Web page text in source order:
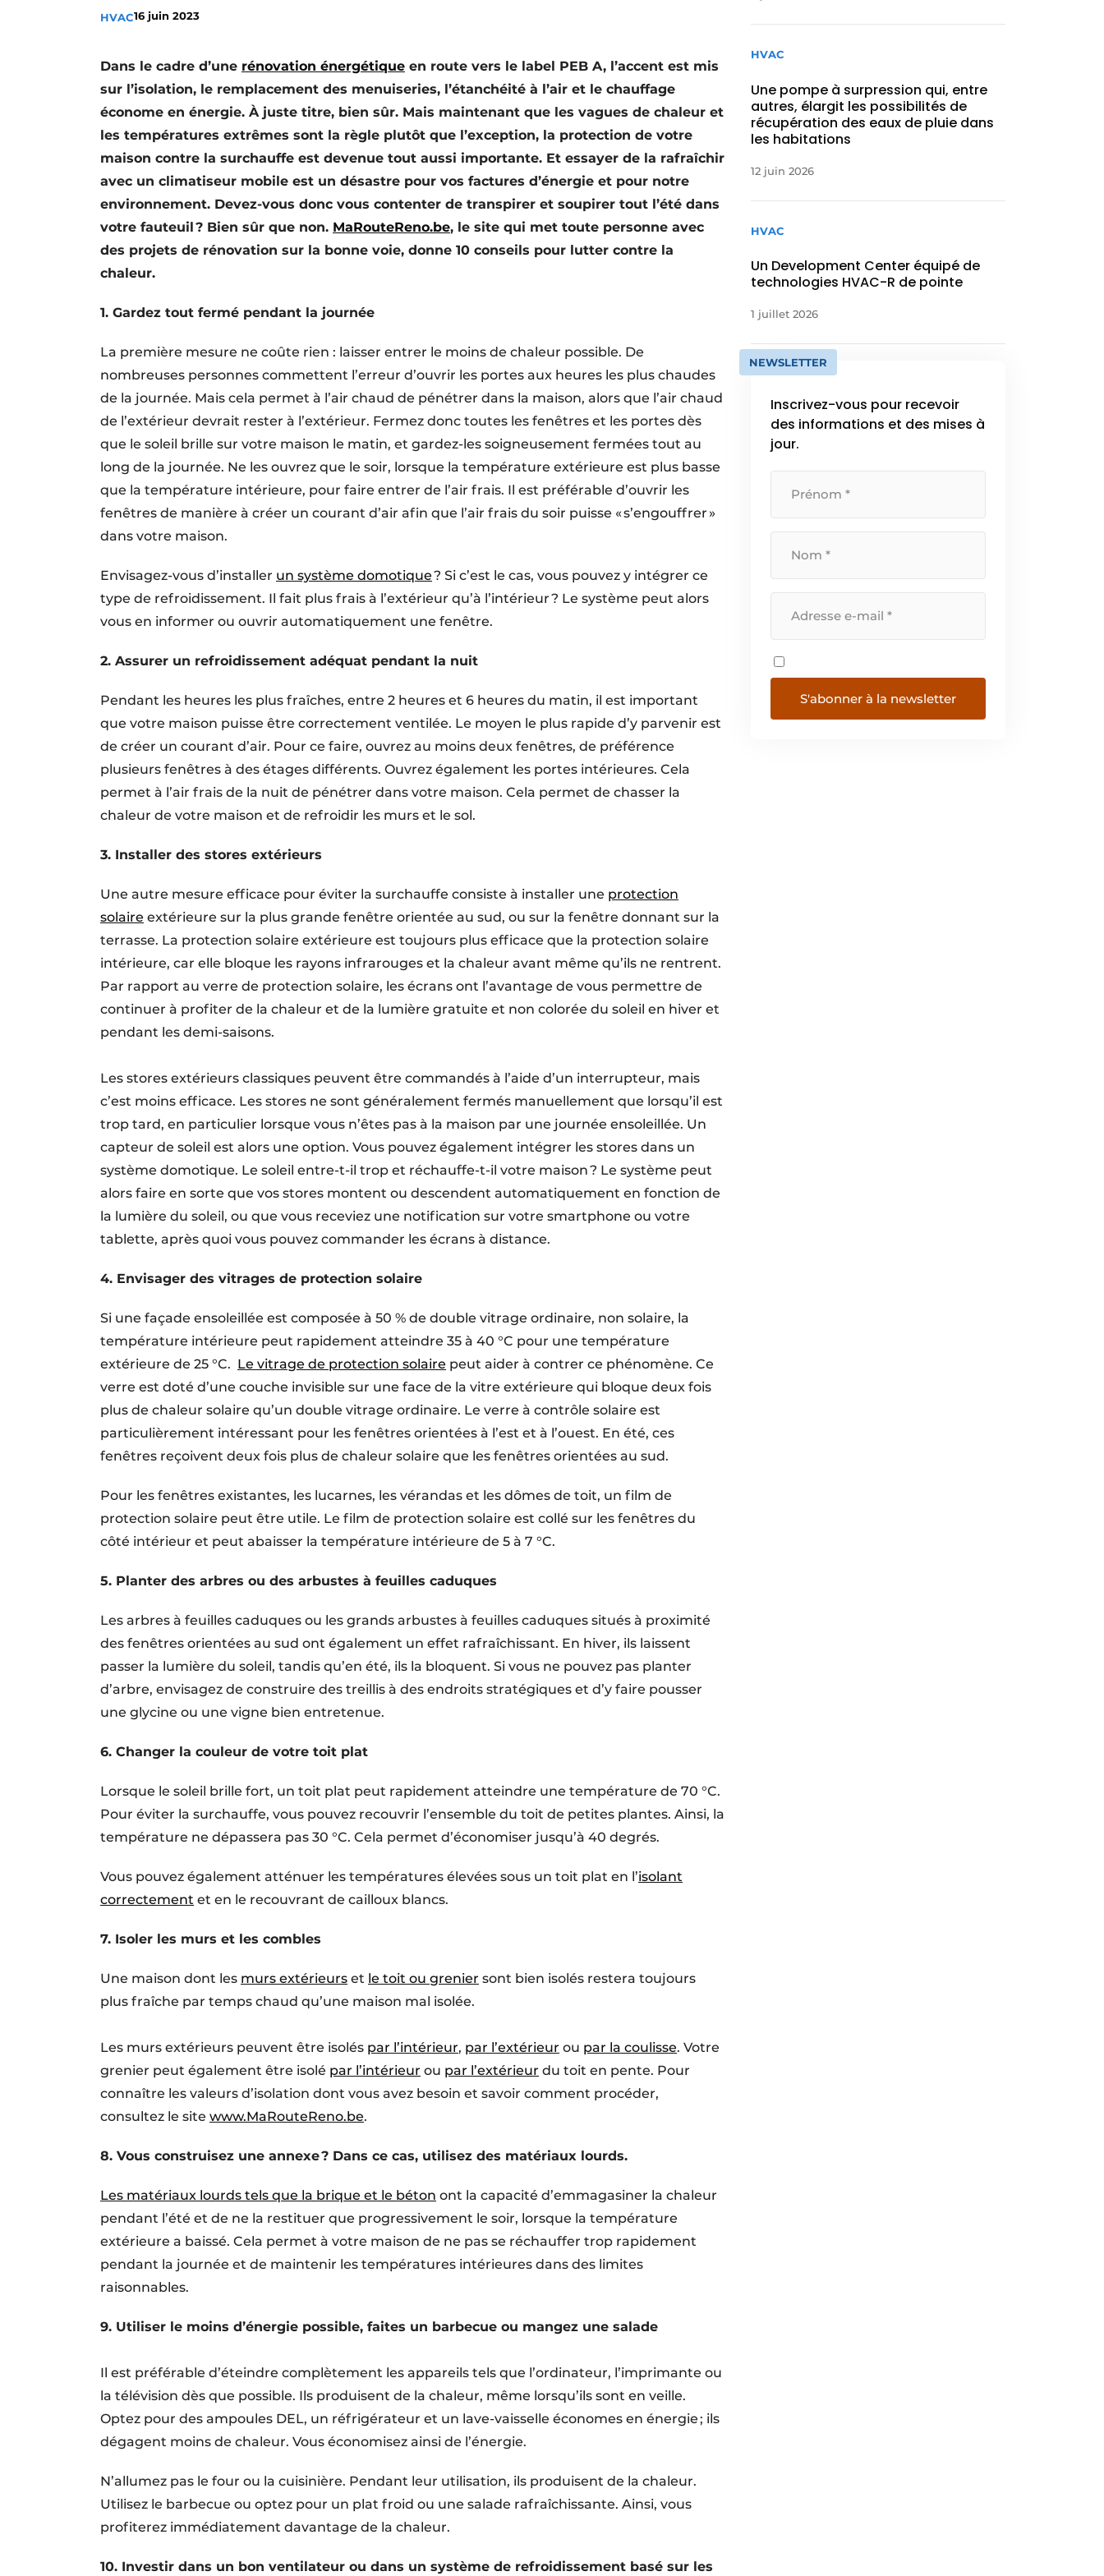
S’inscrire à l’événement
Termes et conditions
HVAC16 juin 2023
Dans le cadre d’une rénovation énergétique en route vers le label PEB A, l’accent est mis
sur l’isolation, le remplacement des menuiseries, l’étanchéité à l’air et le chauffage
économe en énergie. À juste titre, bien sûr. Mais maintenant que les vagues de chaleur et
les températures extrêmes sont la règle plutôt que l’exception, la protection de votre
maison contre la surchauffe est devenue tout aussi importante. Et essayer de la rafraîchir
avec un climatiseur mobile est un désastre pour vos factures d’énergie et pour notre
environnement. Devez-vous donc vous contenter de transpirer et soupirer tout l’été dans
votre fauteuil ? Bien sûr que non. MaRouteReno.be, le site qui met toute personne avec
des projets de rénovation sur la bonne voie, donne 10 conseils pour lutter contre la
chaleur.
1. Gardez tout fermé pendant la journée
La première mesure ne coûte rien : laisser entrer le moins de chaleur possible. De
nombreuses personnes commettent l’erreur d’ouvrir les portes aux heures les plus chaudes
de la journée. Mais cela permet à l’air chaud de pénétrer dans la maison, alors que l’air chaud
de l’extérieur devrait rester à l’extérieur. Fermez donc toutes les fenêtres et les portes dès
que le soleil brille sur votre maison le matin, et gardez-les soigneusement fermées tout au
long de la journée. Ne les ouvrez que le soir, lorsque la température extérieure est plus basse
que la température intérieure, pour faire entrer de l’air frais. Il est préférable d’ouvrir les
fenêtres de manière à créer un courant d’air afin que l’air frais du soir puisse « s’engouffrer »
dans votre maison.
Envisagez-vous d’installer un système domotique? Si c’est le cas, vous pouvez y intégrer ce
type de refroidissement. Il fait plus frais à l’extérieur qu’à l’intérieur ? Le système peut alors
vous en informer ou ouvrir automatiquement une fenêtre.
2. Assurer un refroidissement adéquat pendant la nuit
Pendant les heures les plus fraîches, entre 2 heures et 6 heures du matin, il est important
que votre maison puisse être correctement ventilée. Le moyen le plus rapide d’y parvenir est
de créer un courant d’air. Pour ce faire, ouvrez au moins deux fenêtres, de préférence
plusieurs fenêtres à des étages différents. Ouvrez également les portes intérieures. Cela
permet à l’air frais de la nuit de pénétrer dans votre maison. Cela permet de chasser la
chaleur de votre maison et de refroidir les murs et le sol.
3. Installer des stores extérieurs
Une autre mesure efficace pour éviter la surchauffe consiste à installer une protection
solaire extérieure sur la plus grande fenêtre orientée au sud, ou sur la fenêtre donnant sur la
terrasse. La protection solaire extérieure est toujours plus efficace que la protection solaire
intérieure, car elle bloque les rayons infrarouges et la chaleur avant même qu’ils ne rentrent.
Par rapport au verre de protection solaire, les écrans ont l’avantage de vous permettre de
continuer à profiter de la chaleur et de la lumière gratuite et non colorée du soleil en hiver et
pendant les demi-saisons.
Les stores extérieurs classiques peuvent être commandés à l’aide d’un interrupteur, mais
c’est moins efficace. Les stores ne sont généralement fermés manuellement que lorsqu’il est
trop tard, en particulier lorsque vous n’êtes pas à la maison par une journée ensoleillée. Un
capteur de soleil est alors une option. Vous pouvez également intégrer les stores dans un
système domotique. Le soleil entre-t-il trop et réchauffe-t-il votre maison ? Le système peut
alors faire en sorte que vos stores montent ou descendent automatiquement en fonction de
la lumière du soleil, ou que vous receviez une notification sur votre smartphone ou votre
tablette, après quoi vous pouvez commander les écrans à distance.
4. Envisager des vitrages de protection solaire
Si une façade ensoleillée est composée à 50 % de double vitrage ordinaire, non solaire, la
température intérieure peut rapidement atteindre 35 à 40 °C pour une température
extérieure de 25 °C. Le vitrage de protection solaire peut aider à contrer ce phénomène. Ce
verre est doté d’une couche invisible sur une face de la vitre extérieure qui bloque deux fois
plus de chaleur solaire qu’un double vitrage ordinaire. Le verre à contrôle solaire est
particulièrement intéressant pour les fenêtres orientées à l’est et à l’ouest. En été, ces
fenêtres reçoivent deux fois plus de chaleur solaire que les fenêtres orientées au sud.
Pour les fenêtres existantes, les lucarnes, les vérandas et les dômes de toit, un film de
protection solaire peut être utile. Le film de protection solaire est collé sur les fenêtres du
côté intérieur et peut abaisser la température intérieure de 5 à 7 °C.
5. Planter des arbres ou des arbustes à feuilles caduques
Les arbres à feuilles caduques ou les grands arbustes à feuilles caduques situés à proximité
des fenêtres orientées au sud ont également un effet rafraîchissant. En hiver, ils laissent
passer la lumière du soleil, tandis qu’en été, ils la bloquent. Si vous ne pouvez pas planter
d’arbre, envisagez de construire des treillis à des endroits stratégiques et d’y faire pousser
une glycine ou une vigne bien entretenue.
6. Changer la couleur de votre toit plat
Lorsque le soleil brille fort, un toit plat peut rapidement atteindre une température de 70 °C.
Pour éviter la surchauffe, vous pouvez recouvrir l’ensemble du toit de petites plantes. Ainsi, la
température ne dépassera pas 30 °C. Cela permet d’économiser jusqu’à 40 degrés.
Vous pouvez également atténuer les températures élevées sous un toit plat en l’isolant
correctement et en le recouvrant de cailloux blancs.
7. Isoler les murs et les combles
Une maison dont les murs extérieurs et le toit ou grenier sont bien isolés restera toujours
plus fraîche par temps chaud qu’une maison mal isolée.
Les murs extérieurs peuvent être isolés par l’intérieur, par l’extérieur ou par la coulisse. Votre
grenier peut également être isolé par l’intérieur ou par l’extérieur du toit en pente. Pour
connaître les valeurs d’isolation dont vous avez besoin et savoir comment procéder,
consultez le site www.MaRouteReno.be.
8. Vous construisez une annexe ? Dans ce cas, utilisez des matériaux lourds.
Les matériaux lourds tels que la brique et le béton ont la capacité d’emmagasiner la chaleur
pendant l’été et de ne la restituer que progressivement le soir, lorsque la température
extérieure a baissé. Cela permet à votre maison de ne pas se réchauffer trop rapidement
pendant la journée et de maintenir les températures intérieures dans des limites
raisonnables.
9. Utiliser le moins d’énergie possible, faites un barbecue ou mangez une salade
Il est préférable d’éteindre complètement les appareils tels que l’ordinateur, l’imprimante ou
la télévision dès que possible. Ils produisent de la chaleur, même lorsqu’ils sont en veille.
Optez pour des ampoules DEL, un réfrigérateur et un lave-vaisselle économes en énergie ; ils
dégagent moins de chaleur. Vous économisez ainsi de l’énergie.
N’allumez pas le four ou la cuisinière. Pendant leur utilisation, ils produisent de la chaleur.
Utilisez le barbecue ou optez pour un plat froid ou une salade rafraîchissante. Ainsi, vous
profiterez immédiatement davantage de la chaleur.
10. Investir dans un bon ventilateur ou dans un système de refroidissement basé sur les
HVAC
Une pompe à surpression qui, entre
autres, élargit les possibilités de
récupération des eaux de pluie dans
les habitations
12 juin 2026
HVAC
Un Development Center équipé de
technologies HVAC-R de pointe
1 juillet 2026
NEWSLETTER
Inscrivez-vous pour recevoir
des informations et des mises à
jour.